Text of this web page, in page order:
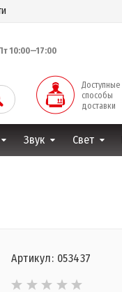
10:00—17:00
Доступные
способы
доставки
Звук Свет
Артикул: 053437